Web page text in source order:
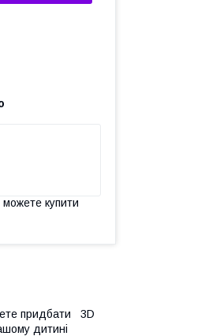
можете купити
придбати 3D
дитині